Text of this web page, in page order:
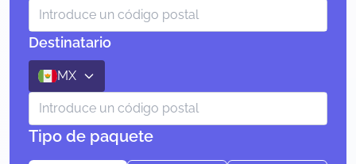
Destinatario
MX
Tipo de paquete